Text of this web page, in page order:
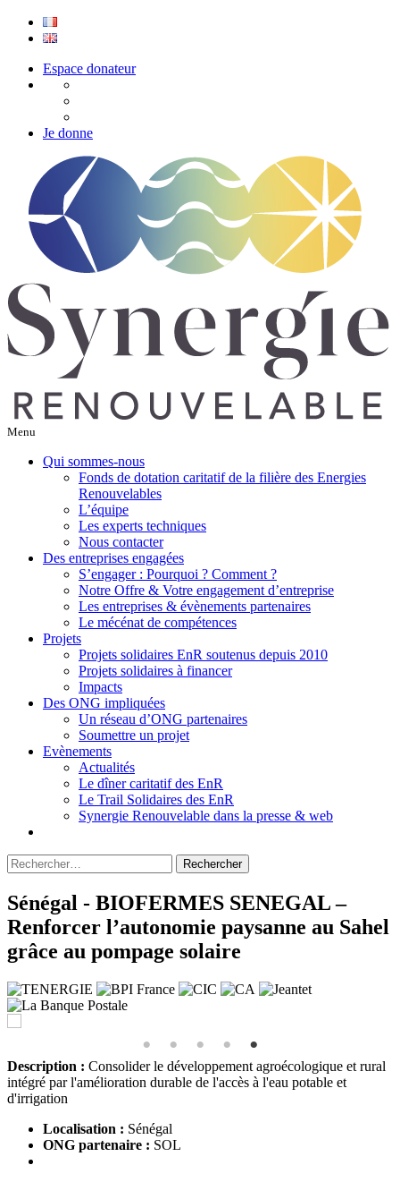
Espace donateur
Je donne
Menu
Qui sommes-nous
Fonds de dotation caritatif de la filière des Energies
Renouvelables
L’équipe
Les experts techniques
Nous contacter
Des entreprises engagées
S’engager : Pourquoi ? Comment ?
Notre Offre & Votre engagement d’entreprise
Les entreprises & évènements partenaires
Le mécénat de compétences
Projets
Projets solidaires EnR soutenus depuis 2010
Projets solidaires à financer
Impacts
Des ONG impliquées
Un réseau d’ONG partenaires
Soumettre un projet
Evènements
Actualités
Le dîner caritatif des EnR
Le Trail Solidaires des EnR
Synergie Renouvelable dans la presse & web
Rechercher :
Sénégal - BIOFERMES SENEGAL –
Renforcer l’autonomie paysanne au Sahel
grâce au pompage solaire
Description : Consolider le développement agroécologique et rural
intégré par l'amélioration durable de l'accès à l'eau potable et
d'irrigation
Localisation : Sénégal
ONG partenaire : SOL